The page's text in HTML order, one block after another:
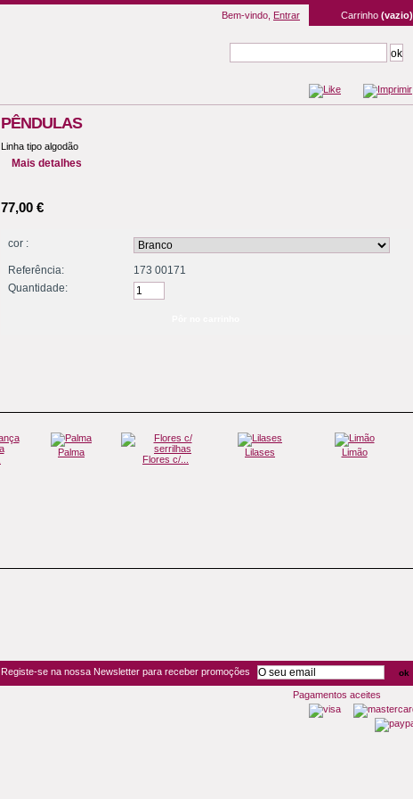
Carrinho (vazio)
Bem-vindo, Entrar
PÊNDULAS
Linha tipo algodão
Mais detalhes
77,00 €
cor :
Referência:
173 00171
Quantidade:
Palma
Flores c/...
Lilases Limão
Registe-se na nossa Newsletter para receber promoções
Pagamentos aceites